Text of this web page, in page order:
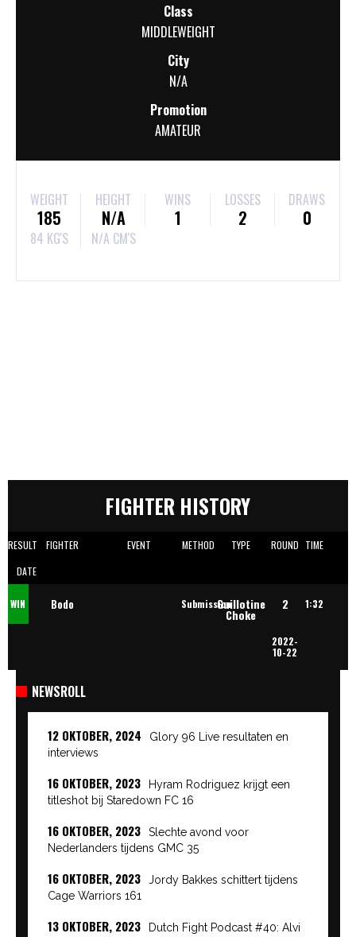
Class
MIDDLEWEIGHT
City
N/A
Promotion
AMATEUR
WEIGHT
185
84 KG'S
HEIGHT
N/A
N/A CM'S
WINS
1
LOSSES
2
DRAWS
0
FIGHTER HISTORY
RESULT FIGHTER EVENT METHOD TYPE ROUND TIME
DATE
WIN Bodo SubmissionGuillotine
Choke
2 1:32
2022-
10-22
NEWSROLL
12 OKTOBER, 2024
Glory 96 Live resultaten en
interviews
16 OKTOBER, 2023
Hyram Rodriguez krijgt een
titleshot bij Staredown FC 16
16 OKTOBER, 2023
Slechte avond voor
Nederlanders tijdens GMC 35
16 OKTOBER, 2023
Jordy Bakkes schittert tijdens
Cage Warriors 161
13 OKTOBER, 2023
Dutch Fight Podcast #40: Alvi